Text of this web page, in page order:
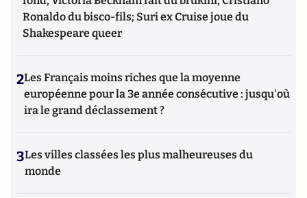
Ronaldo du bisco-fils; Suri ex Cruise joue du
Shakespeare queer
2Les Français moins riches que la moyenne
européenne pour la 3e année consécutive : jusqu'où
ira le grand déclassement ?
3Les villes classées les plus malheureuses du
monde